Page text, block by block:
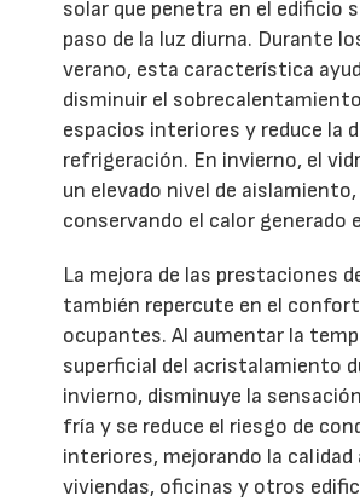
solar que penetra en el edificio
paso de la luz diurna. Durante
verano, esta característica
disminuir el
espacios interiores y reduce la
refrigeración. En invierno, el
un elevado nivel de aislamiento,
conservando el calor generado
La mejora de las prestaciones
también repercute en el
ocupantes. Al aumentar la
superficial del acristalamiento
invierno, disminuye la
fría y se reduce el riesgo de
interiores, mejorando la calidad
viviendas, oficinas y otros